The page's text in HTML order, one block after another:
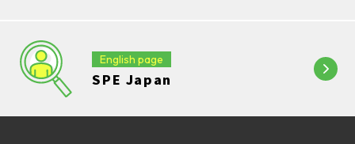
English page
SPE Japan